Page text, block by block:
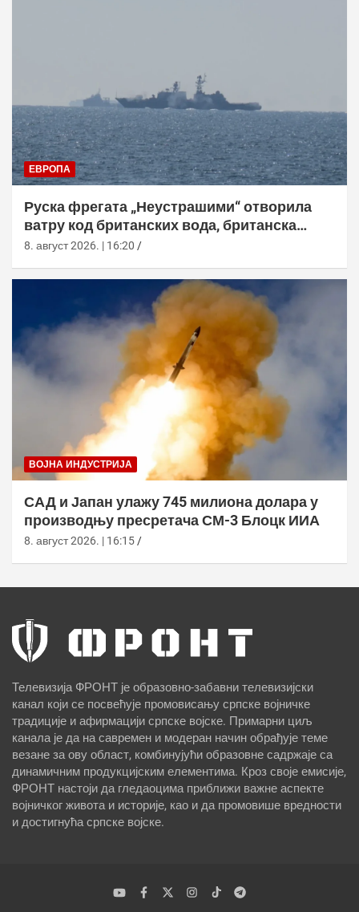
ЕВРОПА
Руска фрегата „Неустрашими“ отворила
ватру код британских вода, британска
морнарица појачала праћење
8. август 2026. | 16:20
ВОЈНА ИНДУСТРИЈА
САД и Јапан улажу 745 милиона долара у
производњу пресретача СМ-3 Блоцк ИИА
8. август 2026. | 16:15
Телевизија ФРОНТ је образовно-забавни телевизијски
канал који се посвећује промовисању српске војничке
традиције и афирмацији српске војске. Примарни циљ
канала је да на савремен и модеран начин обрађује теме
везане за ову област, комбинујући образовне садржаје са
динамичним продукцијским елементима. Кроз своје емисије,
ФРОНТ настоји да гледаоцима приближи важне аспекте
војничког живота и историје, као и да промовише вредности
и достигнућа српске војске.